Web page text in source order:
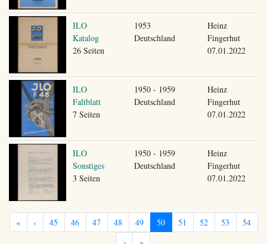
ILO
Katalog
26 Seiten
1953
Deutschland
Heinz
Fingerhut
07.01.2022
ILO
Faltblatt
7 Seiten
1950 - 1959
Deutschland
Heinz
Fingerhut
07.01.2022
ILO
Sonstiges
3 Seiten
1950 - 1959
Deutschland
Heinz
Fingerhut
07.01.2022
« ‹ 45 46 47 48 49 50 51 52 53
54
›
»